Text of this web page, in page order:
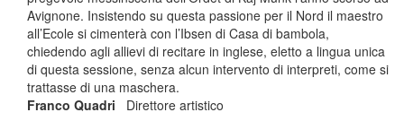
Avignone. Insistendo su questa passione per il Nord il maestro
all’Ecole si cimenterà con l’Ibsen di Casa di bambola,
chiedendo agli allievi di recitare in inglese, eletto a lingua unica
di questa sessione, senza alcun intervento di interpreti, come si
trattasse di una maschera.
Franco Quadri Direttore artistico